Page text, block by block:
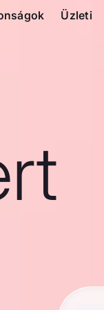
Üzleti